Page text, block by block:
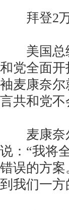
拜登2万
美国总统
和党全面
袖麦康奈
言共和党不
麦康奈尔
说：“我将
错误的方
到我们一方